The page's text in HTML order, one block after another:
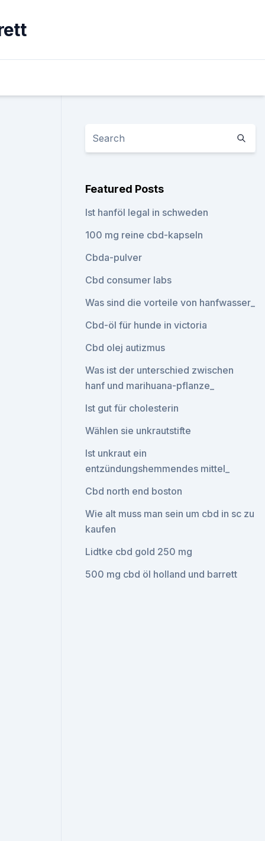
Featured Posts
Ist hanföl legal in schweden
100 mg reine cbd-kapseln
Cbda-pulver
Cbd consumer labs
Was sind die vorteile von hanfwasser_
Cbd-öl für hunde in victoria
Cbd olej autizmus
Was ist der unterschied zwischen
hanf und marihuana-pflanze_
Ist gut für cholesterin
Wählen sie unkrautstifte
Ist unkraut ein
entzündungshemmendes mittel_
Cbd north end boston
Wie alt muss man sein um cbd in sc zu
kaufen
Lidtke cbd gold 250 mg
500 mg cbd öl holland und barrett